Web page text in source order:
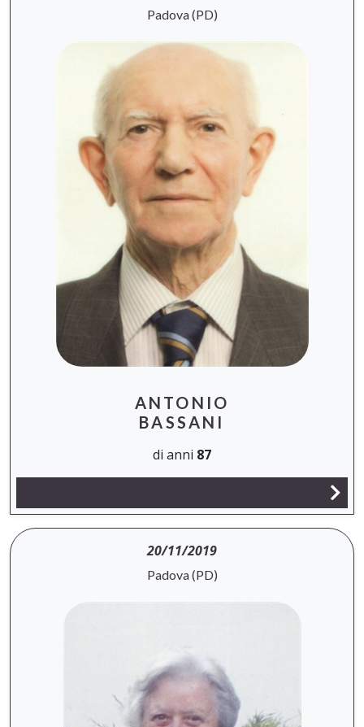
Padova (PD)
ANTONIO
BASSANI
di anni 87
20/11/2019
Padova (PD)